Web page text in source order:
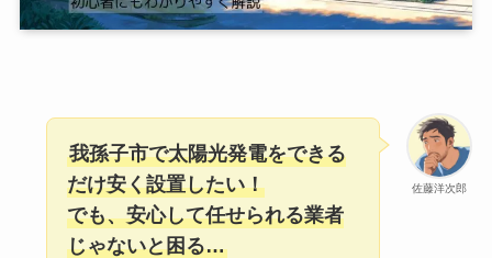
佐藤洋次郎
我孫子市で太陽光発電をできる
だけ安く設置したい！
でも、安心して任せられる業者
じゃないと困る…